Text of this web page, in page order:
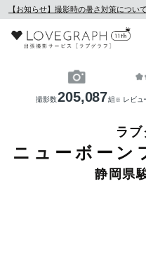
【お知らせ】撮影時の暑さ対策について
撮影数205,087組 ※ レビュ
ラ
ニューボーン
静岡県